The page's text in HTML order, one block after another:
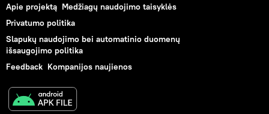
Apie projektą Medžiagų naudojimo taisyklės
Privatumo politika
Slapukų naudojimo bei automatinio duomenų
išsaugojimo politika
Feedback Kompanijos naujienos